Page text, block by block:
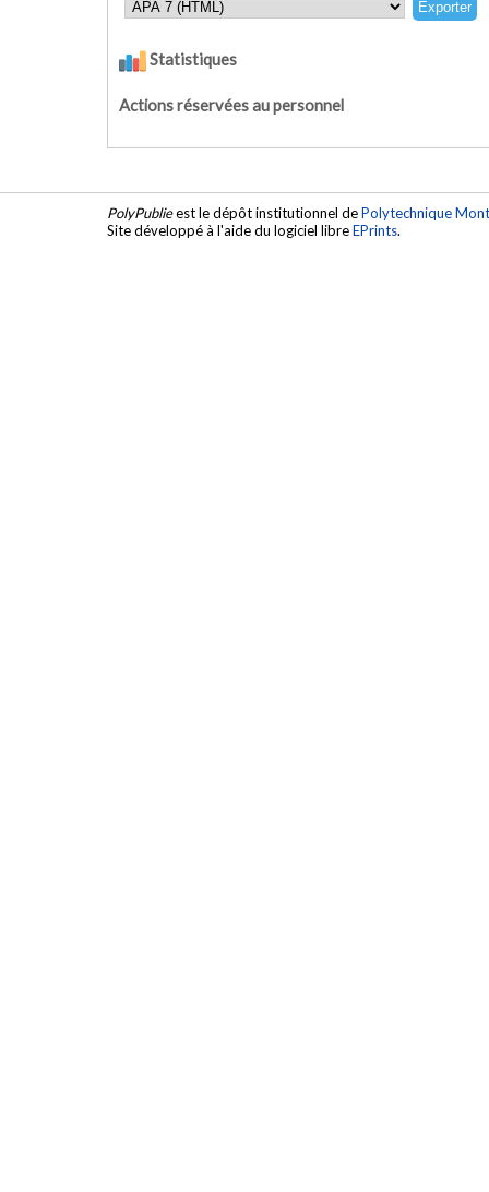
Statistiques
Actions réservées au personnel
PolyPublieest le dépôt institutionnel dePolytechnique
Site développé à l'aide du logiciel libreEPrints.